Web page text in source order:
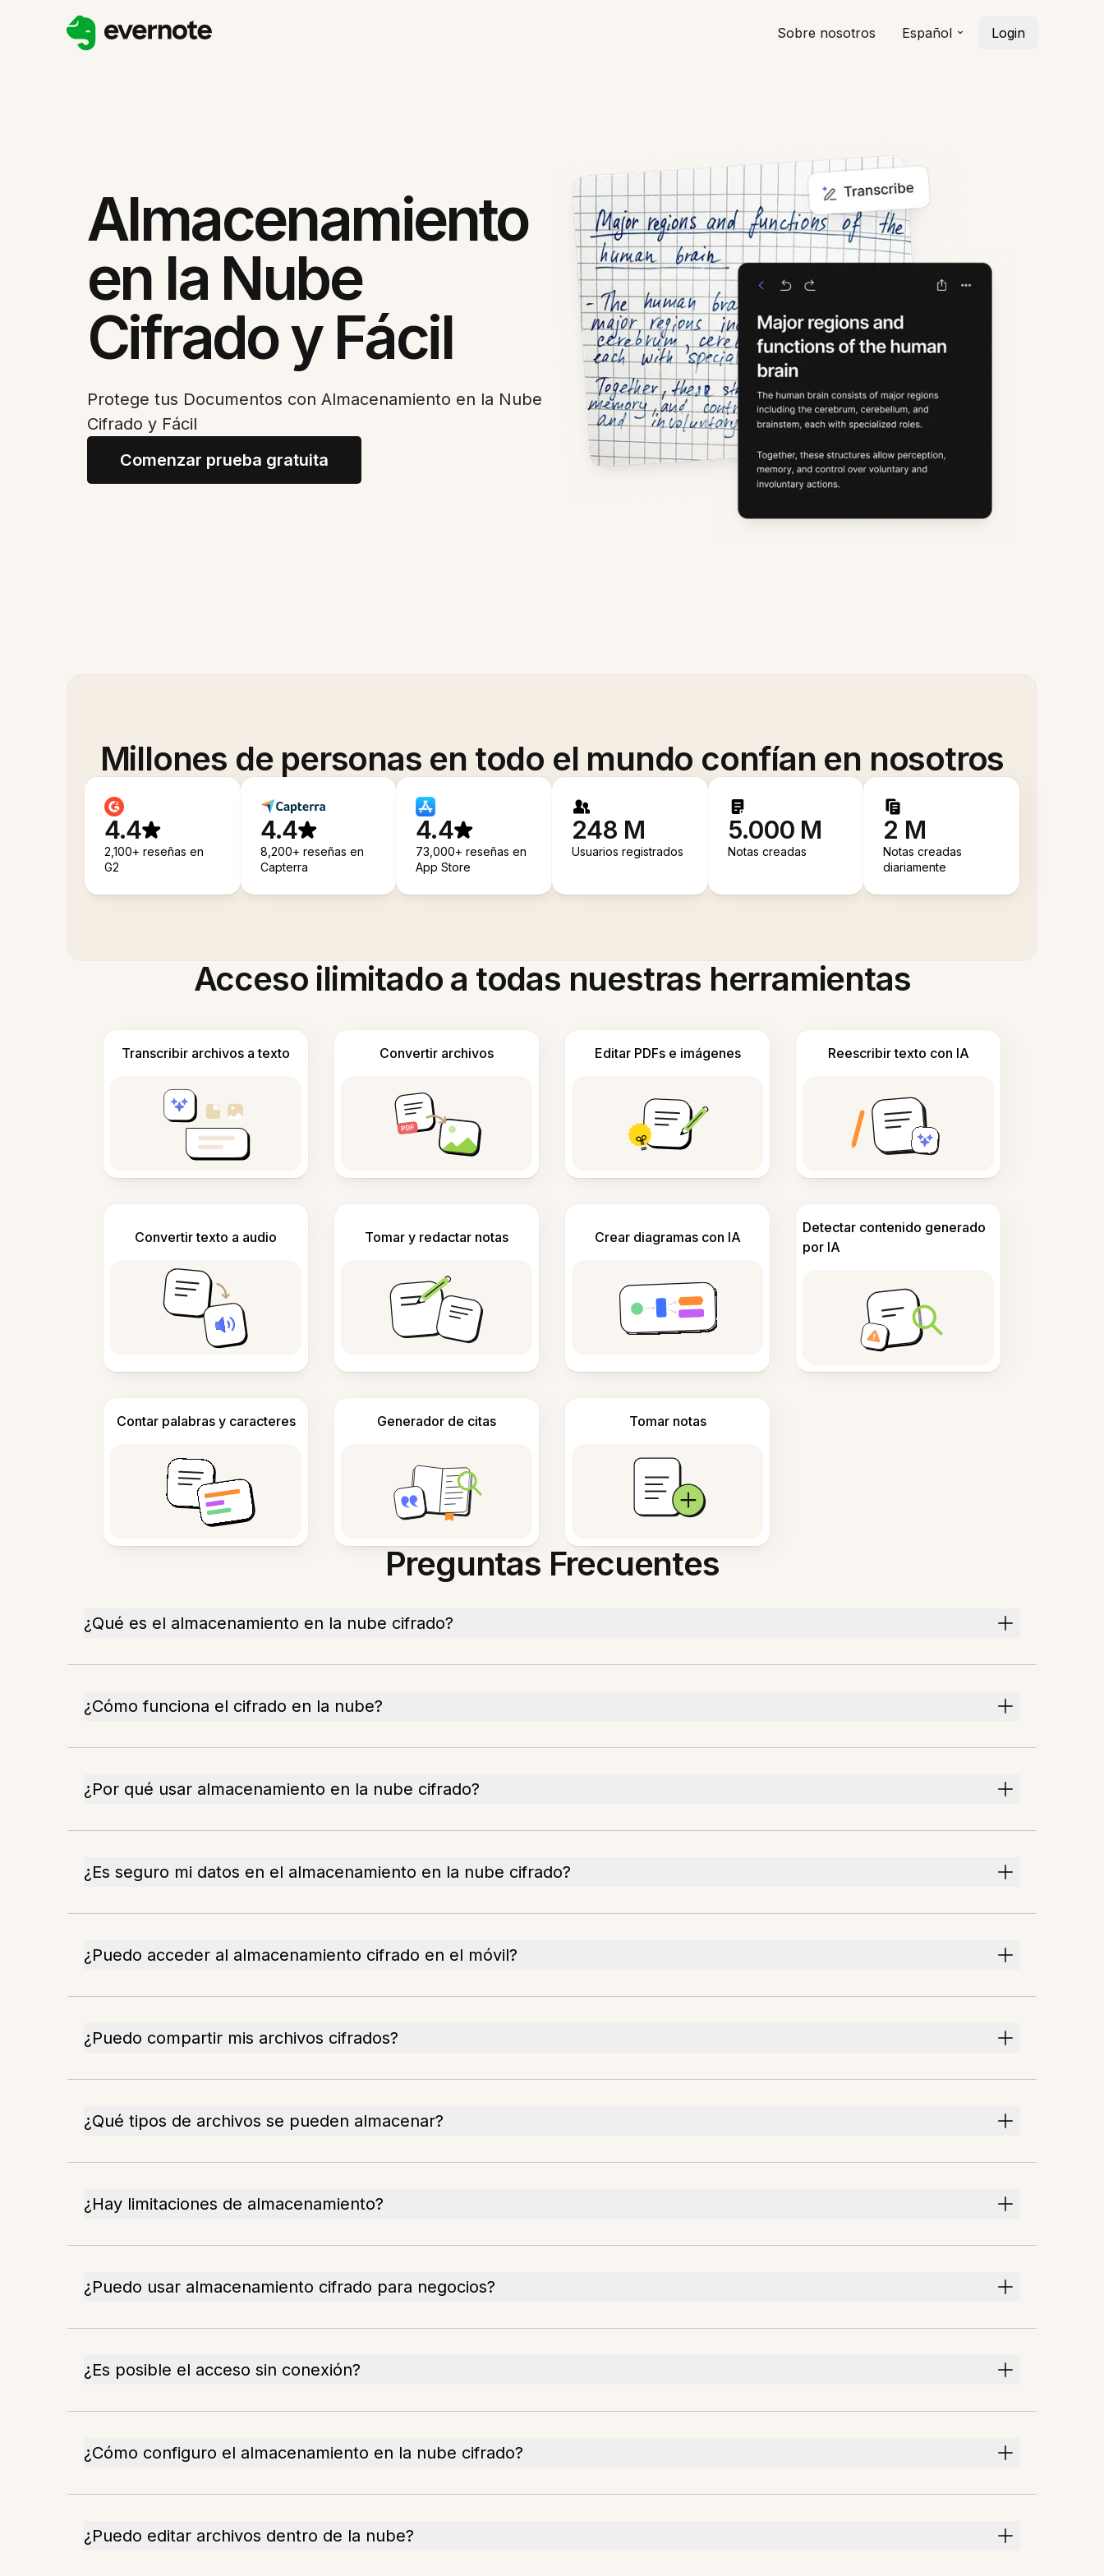
Sobre nosotros Español Login
Almacenamiento
en la Nube
Cifrado y Fácil
Protege tus Documentos con Almacenamiento en la Nube
Cifrado y Fácil
Comenzar prueba gratuita
Millones de personas en todo el mundo confían en nosotros
4.4
2,100+ reseñas en
G2
4.4
8,200+ reseñas en
Capterra
4.4
73,000+ reseñas en
App Store
248 M
Usuarios registrados
5.000 M
Notas creadas
2 M
Notas creadas
diariamente
Acceso ilimitado a todas nuestras herramientas
Transcribir archivos a texto Convertir archivos Editar PDFs e imágenes Reescribir texto con IA
Convertir texto a audio Tomar y redactar notas Crear diagramas con IA
Detectar contenido generado
por IA
Contar palabras y caracteres Generador de citas Tomar notas
Preguntas Frecuentes
¿Qué es el almacenamiento en la nube cifrado?
¿Cómo funciona el cifrado en la nube?
¿Por qué usar almacenamiento en la nube cifrado?
¿Es seguro mi datos en el almacenamiento en la nube cifrado?
¿Puedo acceder al almacenamiento cifrado en el móvil?
¿Puedo compartir mis archivos cifrados?
¿Qué tipos de archivos se pueden almacenar?
¿Hay limitaciones de almacenamiento?
¿Puedo usar almacenamiento cifrado para negocios?
¿Es posible el acceso sin conexión?
¿Cómo configuro el almacenamiento en la nube cifrado?
¿Puedo editar archivos dentro de la nube?